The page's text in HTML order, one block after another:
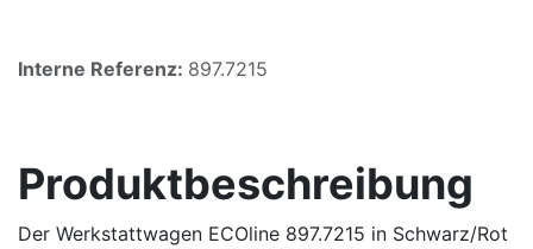
Interne Referenz: 897.7215
Produktbeschreibung
Der Werkstattwagen ECOline 897.7215 in Schwarz/Rot